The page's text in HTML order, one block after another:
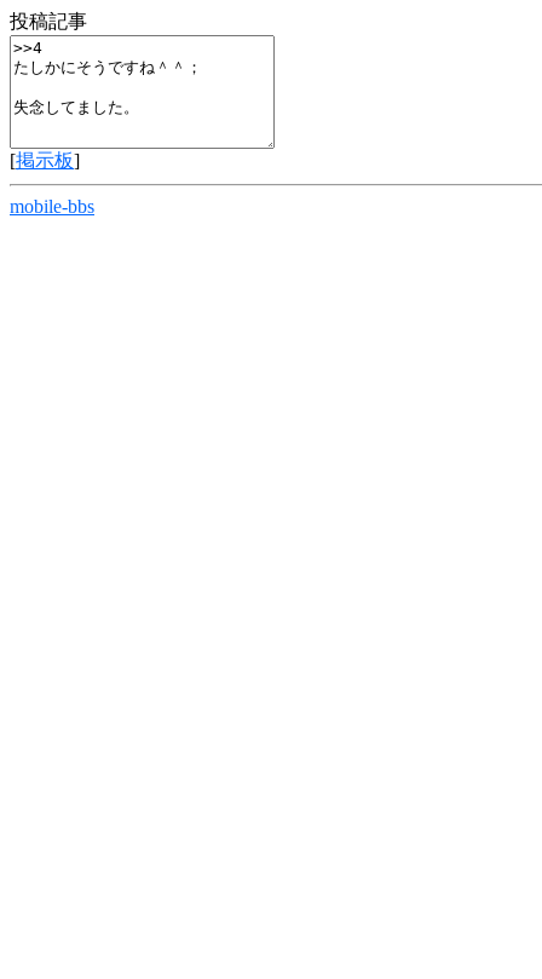
投稿記事
[掲示板]
mobile-bbs